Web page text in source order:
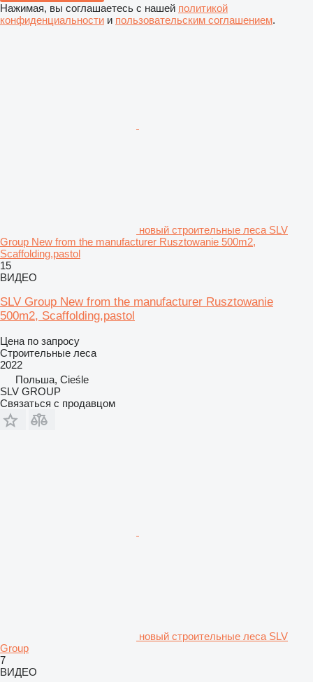
Нажимая, вы соглашаетесь с нашей политикой
конфиденциальности и пользовательским соглашением.
новый строительные леса SLV
Group New from the manufacturer Rusztowanie 500m2,
Scaffolding,pastol
15
ВИДЕО
SLV Group New from the manufacturer Rusztowanie
500m2, Scaffolding,pastol
Цена по запросу
Строительные леса
2022
Польша, Cieśle
SLV GROUP
Связаться с продавцом
новый строительные леса SLV
Group
7
ВИДЕО